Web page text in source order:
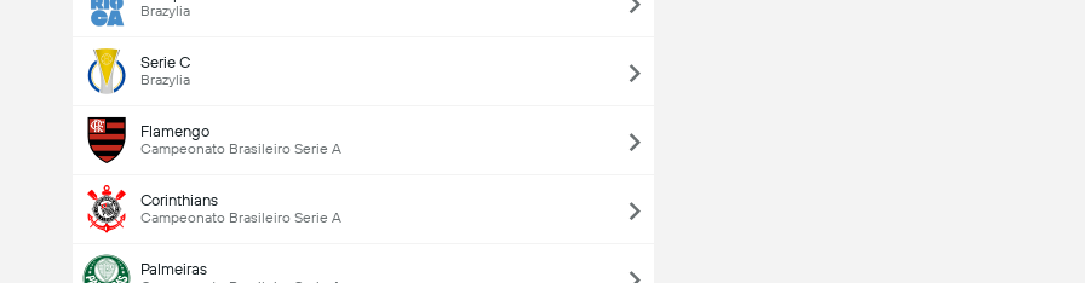
Brazylia
Serie C
Brazylia
Flamengo
Campeonato Brasileiro Serie A
Corinthians
Campeonato Brasileiro Serie A
Palmeiras